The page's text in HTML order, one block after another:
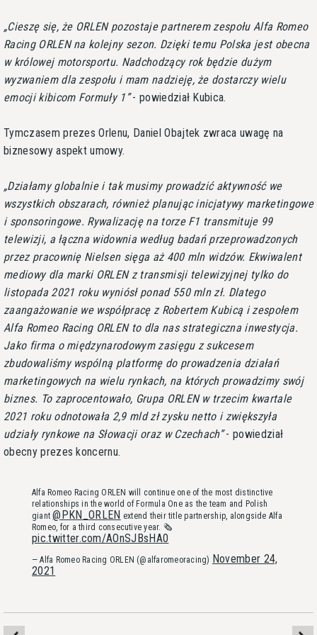
Cieszę się, że ORLEN pozostaje partnerem zespołu Alfa Romeo
Racing ORLEN na kolejny sezon. Dzięki temu Polska jest obecna
w królowej motorsportu. Nadchodzący rok będzie dużym
wyzwaniem dla zespołu i mam nadzieję, że dostarczy wielu
emocji kibicom Formuły 1 - powiedział Kubica.
Tymczasem prezes Orlenu, Daniel Obajtek zwraca uwagę na
biznesowy aspekt umowy.
Działamy globalnie i tak musimy prowadzić aktywność we
wszystkich obszarach, również planując inicjatywy marketingowe
i sponsoringowe. Rywalizację na torze F1 transmituje 99
telewizji, a łączna widownia według badań przeprowadzonych
przez pracownię Nielsen sięga aż 400 mln widzów. Ekwiwalent
mediowy dla marki ORLEN z transmisji telewizyjnej tylko do
listopada 2021 roku wyniósł ponad 550 mln zł. Dlatego
zaangażowanie we współpracę z Robertem Kubicą i zespołem
Alfa Romeo Racing ORLEN to dla nas strategiczna inwestycja.
Jako firma o międzynarodowym zasięgu z sukcesem
zbudowaliśmy wspólną platformę do prowadzenia działań
marketingowych na wielu rynkach, na których prowadzimy swój
biznes. To zaprocentowało, Grupa ORLEN w trzecim kwartale
2021 roku odnotowała 2,9 mld zł zysku netto i zwiększyła
udziały rynkowe na Słowacji oraz w Czechach - powiedział
obecny prezes koncernu.
Alfa Romeo Racing ORLEN will continue one of the most distinctive
relationships in the world of Formula One as the team and Polish
giant@PKN_ORLEN extend their title partnership, alongside Alfa
Romeo, for a third consecutive year. 🗞️
pic.twitter.com/AOnSJBsHA0
— Alfa Romeo Racing ORLEN (@alfaromeoracing) November 24,
2021